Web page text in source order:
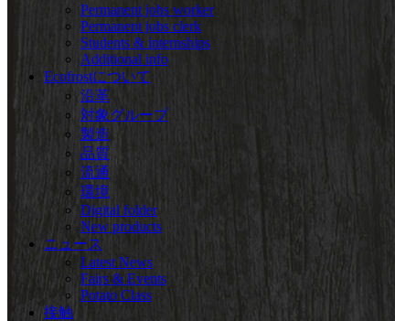
Permanent jobs worker
Permanent jobs clerk
Students & internships
Additional info
Ecofrostについて
沿革
対象グループ
製造
品質
流通
環境
Digital folder
New products
ニュース
Latest News
Fairs & Events
Potato Class
接触